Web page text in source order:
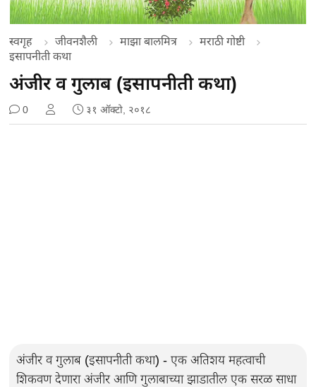
स्वगृह जीवनशैली माझा बालमित्र
मराठी गोष्टी
इसापनीती कथा
अंजीर व गुलाब (इसापनीती कथा)
0 ३१ ऑक्टो, २०१८
अंजीर व गुलाब (इसापनीती कथा) - एक अतिशय महत्वाची
शिकवण देणारा अंजीर आणि गुलाबाच्या झाडातील एक सरळ साधा